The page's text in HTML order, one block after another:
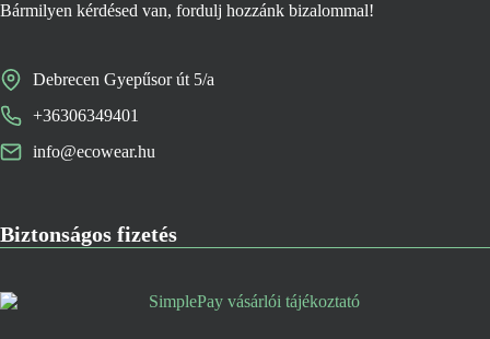
Bármilyen kérdésed van, fordulj hozzánk bizalommal!
Debrecen Gyepűsor út 5/a
+36306349401
info@ecowear.hu
Biztonságos fizetés